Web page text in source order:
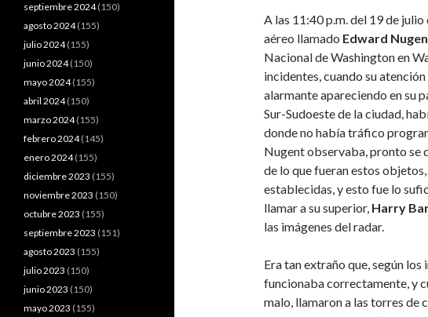
A las 11:40 p.m. del 19 de
aéreo llamado Edward
Nacional de Washington en
incidentes, cuando su
alarmante apareciendo en su
Sur-Sudoeste de la ciudad,
donde no había tráfico
Nugent observaba, pronto se
de lo que fueran estos
establecidas, y esto fue lo
llamar a su superior, Harry
las imágenes del radar.
Era tan extraño que, según
funcionaba correctamente, y
malo, llamaron a las torres de
septiembre 2024(150)
agosto 2024(155)
julio 2024(155)
junio 2024(150)
mayo 2024(155)
abril 2024(150)
marzo 2024(155)
febrero 2024(145)
enero 2024(155)
diciembre 2023 (155)
noviembre 2023 (150)
octubre 2023 (155)
septiembre 2023 (151)
agosto 2023 (155)
julio 2023 (150)
junio 2023 (150)
mayo 2023 (155)